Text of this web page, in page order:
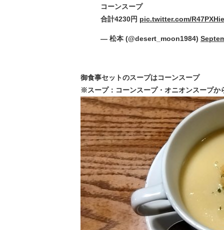
コーンスープ
合計4230円 pic.twitter.com/
— 松本 (@desert_moon1984)
御食事セットのスープはコーンスープ
※スープ：コーンスープ・オニオンスープか